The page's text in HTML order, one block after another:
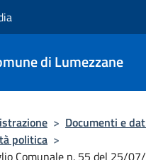
di Lumezzane
> Documenti e
politica >
Comunale n. 55 del 25/